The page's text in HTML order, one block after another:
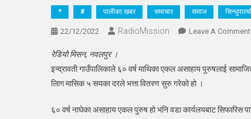
* # पालीका खबर समाचार समाज
22/12/2022 RadioMission Leave A Comment
रेडियो मिसन, नवलपुर ।
इन्द्रावती गाउँपालिकाले ६० वर्ष माथिका एकल असाहाय पुरुषलाई
लािग मासिक ५ सयका दरले भत्ता वितरण सुरु गरेको हो ।
६० वर्ष नाघेका असाहाय एकल पुरुष हो भनि वडा कार्यलयबाट सिफारिस